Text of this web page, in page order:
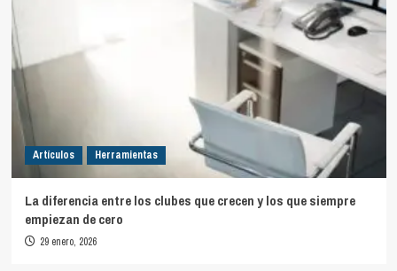
Artículos Herramientas
La diferencia entre los clubes que crecen y los que siempre
empiezan de cero
29 enero, 2026